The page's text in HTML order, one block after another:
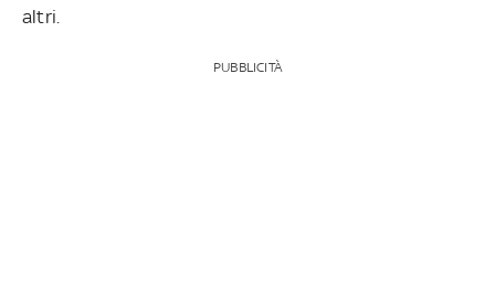
altri.
PUBBLICITÀ